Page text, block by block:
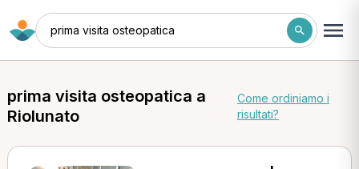
prima visita osteopatica
prima visita osteopatica a
Riolunato
Come ordiniamo i
risultati?